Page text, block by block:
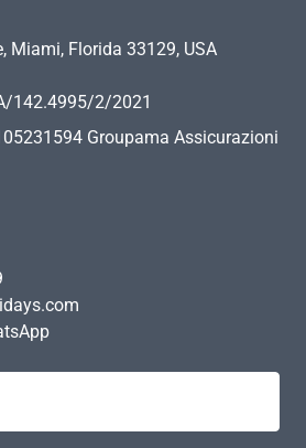
Miami, Florida 33129, USA
142.4995/2/2021
Groupama Assicurazioni